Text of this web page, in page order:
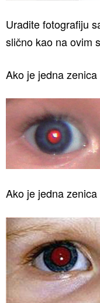
Uradite fotografiju
slično kao na ovim
Ako je jedna
Ako je jedna